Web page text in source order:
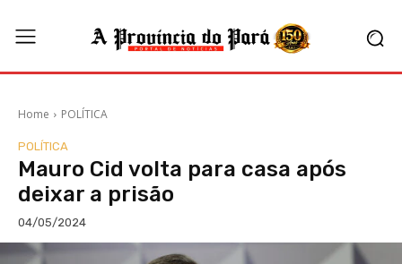
Home POLÍTICA
POLÍTICA
Mauro Cid volta para casa após
deixar a prisão
04/05/2024